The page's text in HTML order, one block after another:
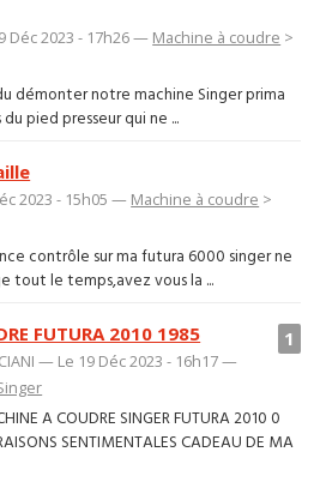
Déc 2023 - 17h26 — Machine à coudre >
démonter notre machine Singer prima
pied presseur qui ne ...
2023 - 15h05 — Machine à coudre >
contrôle sur ma futura 6000 singer ne
tout le temps,avez vous la ...
1
FUTURA 2010 1985
— Le 19 Déc 2023 - 16h17 —
A COUDRE SINGER FUTURA 2010 0
SENTIMENTALES CADEAU DE MA